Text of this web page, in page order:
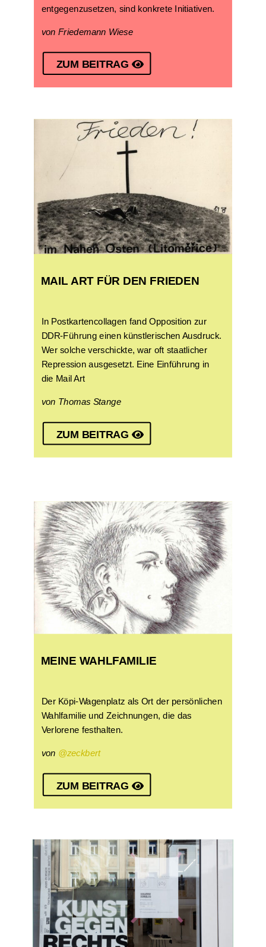
entgegenzusetzen, sind konkrete Initiativen.
von Friedemann Wiese
ZUM BEITRAG
MAIL ART FÜR DEN FRIEDEN
In Postkartencollagen fand Opposition zur
DDR-Führung einen künstlerischen Ausdruck.
Wer solche verschickte, war oft staatlicher
Repression ausgesetzt. Eine Einführung in
die Mail Art
von Thomas Stange
ZUM BEITRAG
MEINE WAHLFAMILIE
Der Köpi-Wagenplatz als Ort der persönlichen
Wahlfamilie und Zeichnungen, die das
Verlorene festhalten.
von @zeckbert
ZUM BEITRAG